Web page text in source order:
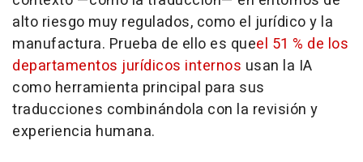
alto riesgo muy regulados, como el jurídico y la
manufactura. Prueba de ello es queel 51 % de los
departamentos jurídicos internos usan la IA
como herramienta principal para sus
traducciones combinándola con la revisión y
experiencia humana.